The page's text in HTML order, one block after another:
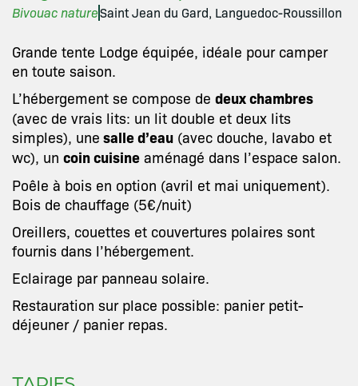
Bivouac natureSaint Jean du Gard, Languedoc-Roussillon
Grande tente Lodge équipée, idéale pour camper
en toute saison.
L’hébergement se compose de deux chambres
(avec de vrais lits: un lit double et deux lits
simples), une salle d’eau (avec douche, lavabo et
wc), un coin cuisine aménagé dans l’espace salon.
Poêle à bois en option (avril et mai uniquement).
Bois de chauffage (5€/nuit)
Oreillers, couettes et couvertures polaires sont
fournis dans l’hébergement.
Eclairage par panneau solaire.
Restauration sur place possible: panier petit-
déjeuner / panier repas.